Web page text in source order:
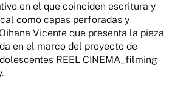
en el que coinciden escritura y
como capas perforadas y
Vicente que presenta la pieza
en el marco del proyecto de
REEL CINEMA_filming